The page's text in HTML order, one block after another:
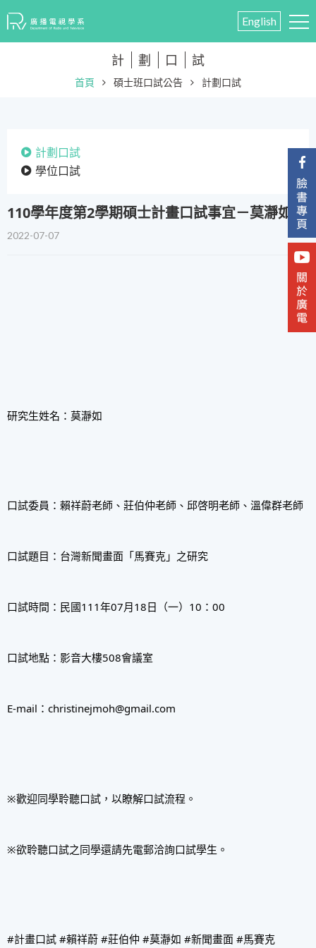
English
計 劃 口 試
首頁 碩士班口試公告 計劃口試
計劃口試
學位口試
110學年度第2學期碩士計畫口試事宜－莫瀞如
2022-07-07
研究生姓名：莫瀞如
口試委員：賴祥蔚老師、莊伯仲老師、邱啓明老師、溫偉群老師
口試題目：台灣新聞畫面「馬賽克」之研究
口試時間：民國111年07月18日（一）10：00
口試地點：影音大樓508會議室
E-mail：christinejmoh@gmail.com
※歡迎同學聆聽口試，以瞭解口試流程。
※欲聆聽口試之同學還請先電郵洽詢口試學生。
#計畫口試 #賴祥蔚 #莊伯仲 #莫瀞如 #新聞畫面 #馬賽克